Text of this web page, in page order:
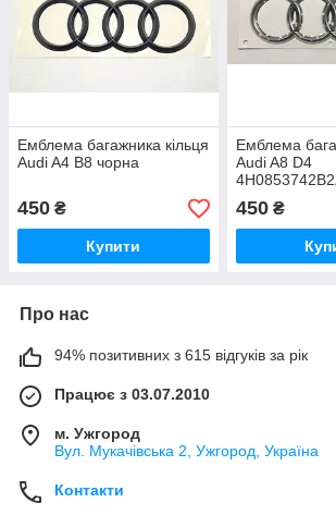
Емблема багажника кільця
Audi A4 B8 чорна
450 ₴
Купити
Емблема
Audi A8 D4
450₴
Про нас
94% позитивних з 615 відгуків за рік
Працює з 03.07.2010
м. Ужгород
Вул. Мукачівська 2, Ужгород, Україна
Контакти